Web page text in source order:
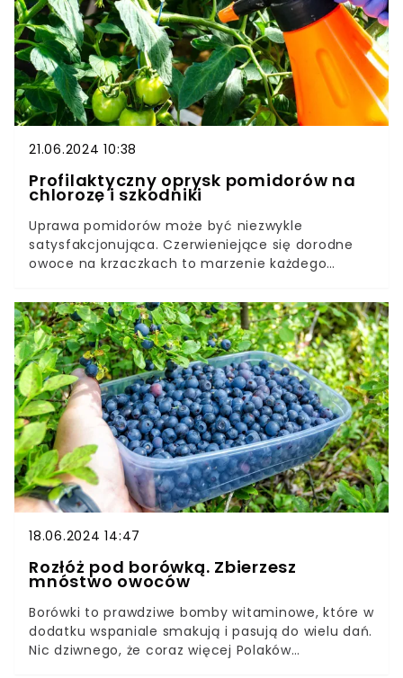
21.06.2024 10:38
Profilaktyczny oprysk pomidorów na
chlorozę i szkodniki
Uprawa pomidorów może być niezwykle
satysfakcjonująca. Czerwieniejące się dorodne
owoce na krzaczkach to marzenie każdego
na ataki patogenów i szkodników.Choroby
pomidorów to częsta bolączka ogrodników. Aby
cieszyć się obfitymi zbiorami zdrowych warzyw,
nie wystarczy ograniczać się do minimum
zabiegów pielęgnacyjnych. Niezbędne są też
profilaktyczne opryski. Do ich przygotowania
wykorzystajmy cudowne właściwości soli Epsom.
18.06.2024 14:47
Rozłóż pod borówką. Zbierzesz
mnóstwo owoców
Borówki to prawdziwe bomby witaminowe, które w
dodatku wspaniale smakują i pasują do wielu dań.
Nic dziwnego, że coraz więcej Polaków